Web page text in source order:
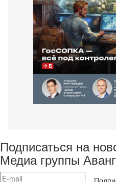
Подписаться на
Медиа группы